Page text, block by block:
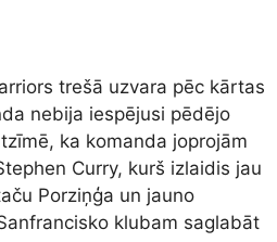
trešā uzvara pēc kārtas
nebija iespējusi pēdējo
ka komanda joprojām
Curry, kurš izlaidis jau
Porziņģa un jauno
klubam saglabāt